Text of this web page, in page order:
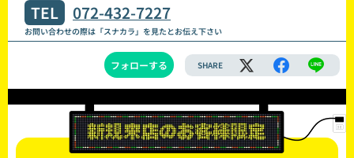
TEL 072-432-7227
お問い合わせの際は「スナカラ」を見たとお伝え下さい
フォローする SHARE